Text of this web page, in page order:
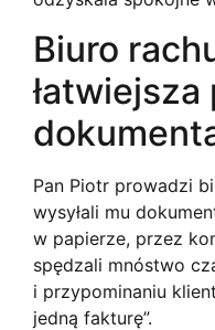
Biuro
łatwiejsza
Pan Piotr prowadzi
wysyłali mu
w papierze, przez
spędzali mnóstwo
i przypominaniu
jedną fakturę”.